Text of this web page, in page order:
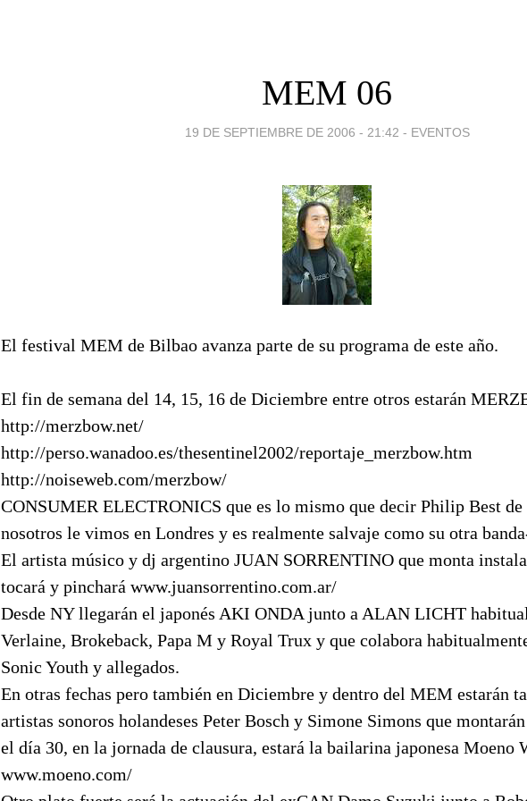
MEM 06
19 DE SEPTIEMBRE DE 2006 - 21:42 - EVENTOS
El festival MEM de Bilbao avanza parte de su programa de este año.
El fin de semana del 14, 15, 16 de Diciembre entre otros estarán
http://merzbow.net/
http://perso.wanadoo.es/thesentinel2002/reportaje_merzbow.htm
http://noiseweb.com/merzbow/
CONSUMER ELECTRONICS que es lo mismo que decir Philip Best
nosotros le vimos en Londres y es realmente salvaje como su otra
El artista músico y dj argentino JUAN SORRENTINO que monta
tocará y pinchará www.juansorrentino.com.ar/
Desde NY llegarán el japonés AKI ONDA junto a ALAN LICHT
Verlaine, Brokeback, Papa M y Royal Trux y que colabora
Sonic Youth y allegados.
En otras fechas pero también en Diciembre y dentro del MEM estarán
artistas sonoros holandeses Peter Bosch y Simone Simons que
el día 30, en la jornada de clausura, estará la bailarina japonesa Moeno
www.moeno.com/